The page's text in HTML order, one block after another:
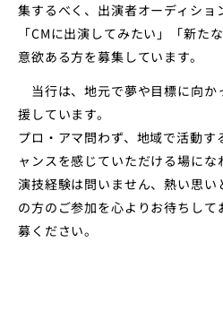
インフォメーション
インターネットバ
集するべく、出演者オーディショ
「CMに出演してみたい」「新た
意欲ある方を募集しています。
当行は、地元で夢や目標に向か
援しています。
プロ・アマ問わず、地域で活動す
ャンスを感じていただける場にな
演技経験は問いません、熱い思い
の方のご参加を心よりお待ちして
募ください。